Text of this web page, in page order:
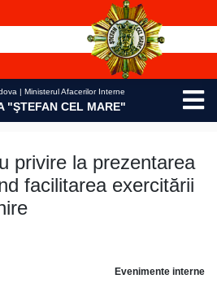
| Ministerul Afacerilor Interne
"ŞTEFAN CEL MARE"
privire la prezentarea
facilitarea exercitării
Evenimente interne